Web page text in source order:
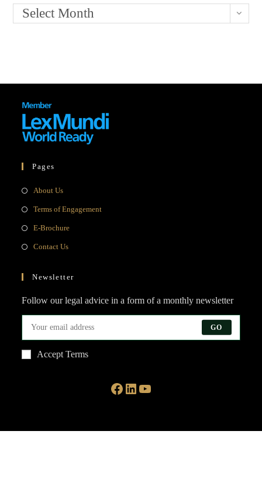
Select Month
Pages
About UsOpens
new
tab
Terms of EngagementOpens
E-BrochureOpens
Contact UsOpens
tab
Newsletter
Follow our legal advice in a form of a monthly newsletter
GO
Accept Terms
Facebook LinkedIn YouTube